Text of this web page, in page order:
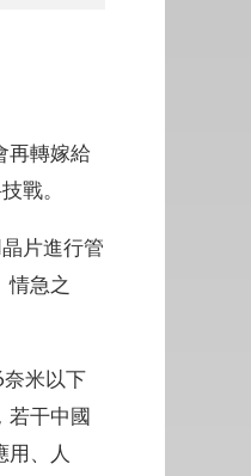
再轉嫁給
戰。
片進行管
情急之
米以下
若干中國
用、人